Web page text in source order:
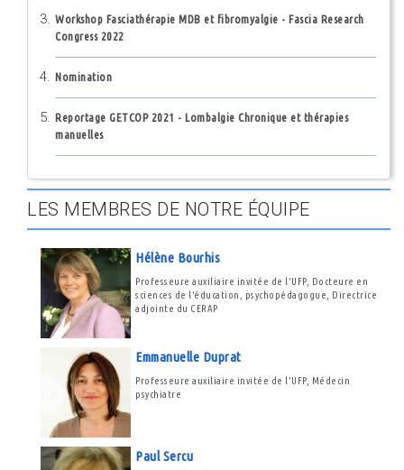
Workshop Fasciathérapie MDB et fibromyalgie - Fascia Research
Congress 2022
Nomination
Reportage GETCOP 2021 - Lombalgie Chronique et thérapies
manuelles
LES MEMBRES DE NOTRE ÉQUIPE
Hélène Bourhis
Professeure auxiliaire invitée de l'UFP, Docteure en
sciences de l'éducation, psychopédagogue, Directrice
adjointe du CERAP
Emmanuelle Duprat
Professeure auxiliaire invitée de l'UFP, Médecin
psychiatre
Paul Sercu